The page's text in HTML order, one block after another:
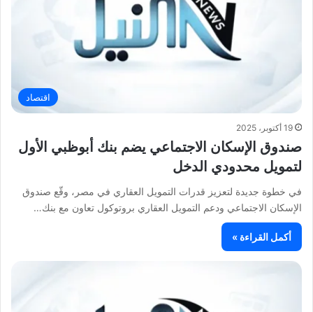
اقتصاد
19 أكتوبر، 2025
صندوق الإسكان الاجتماعي يضم بنك أبوظبي الأول
لتمويل محدودي الدخل
في خطوة جديدة لتعزيز قدرات التمويل العقاري في مصر، وقّع صندوق
الإسكان الاجتماعي ودعم التمويل العقاري بروتوكول تعاون مع بنك…
أكمل القراءة »